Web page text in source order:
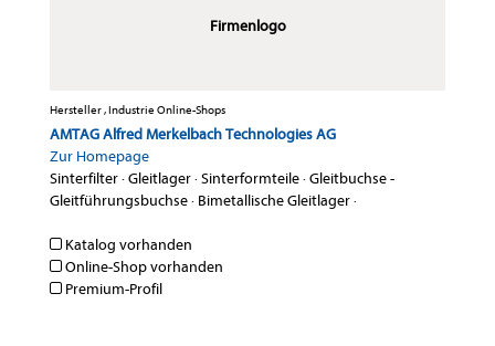
Firmenlogo
Hersteller , Industrie Online-Shops
AMTAG Alfred Merkelbach Technologies AG
Zur Homepage
Sinterfilter·Gleitlager·Sinterformteile·Gleitbuchse -
Gleitführungsbuchse· Bimetallische Gleitlager·
Katalog vorhanden
Online-Shop vorhanden
Premium-Profil